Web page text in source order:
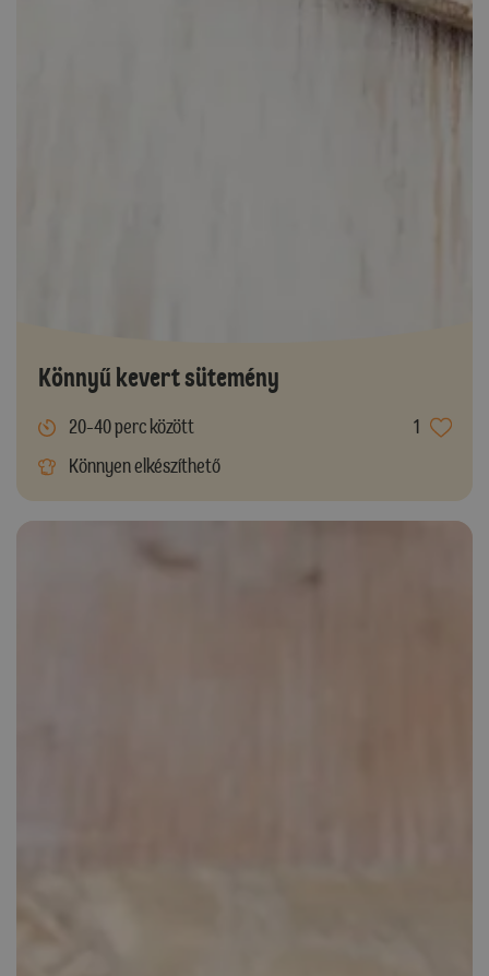
Könnyű kevert sütemény
20-40 perc között
1
Könnyen elkészíthető